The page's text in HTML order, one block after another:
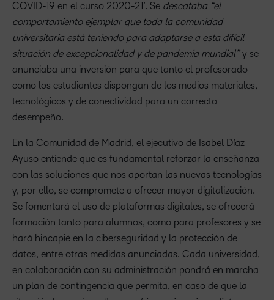
COVID-19 en el curso 2020-21’. Se descataba “el
comportamiento ejemplar que toda la comunidad
universitaria está teniendo para adaptarse a esta difícil
situación de excepcionalidad y de pandemia mundial”y se
anunciaba una inversión para que tanto el profesorado
como los estudiantes dispongan de los medios materiales,
tecnológicos y de conectividad para un correcto
desempeño.
En la Comunidad de Madrid, el ejecutivo de Isabel Díaz
Ayuso entiende que es fundamental reforzar la enseñanza
con las soluciones que nos aportan las nuevas tecnologías
y, por ello, se compromete a ofrecer mayor digitalización.
Se fomentará el uso de plataformas digitales, se ofrecerá
formación tanto para alumnos, como para profesores y se
hará hincapié en la ciberseguridad y la protección de
datos, entre otras medidas anunciadas. Cada universidad,
en colaboración con su administración pondrá en marcha
un plan de contingencia que permita, en caso de que la